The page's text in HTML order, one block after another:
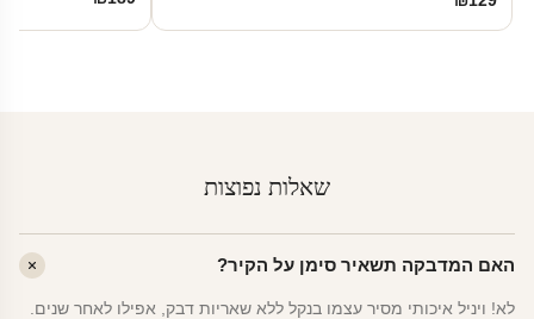
שאלות נפוצות
האם המדבקה תשאיר סימן על הקיר?
לא! ויניל איכותי מסיר עצמו בנקל ללא שאריות דבק, אפילו לאחר שנים.